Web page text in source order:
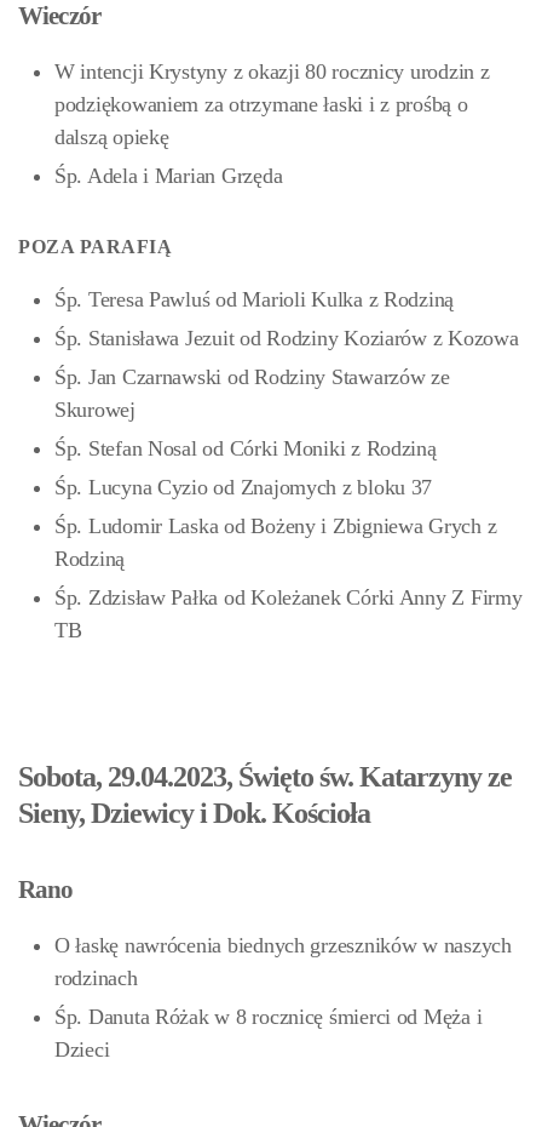
Wieczór
W intencji Krystyny z okazji 80 rocznicy urodzin z
podziękowaniem za otrzymane łaski i z prośbą o
dalszą opiekę
Śp. Adela i Marian Grzęda
POZA PARAFIĄ
Śp. Teresa Pawluś od Marioli Kulka z Rodziną
Śp. Stanisława Jezuit od Rodziny Koziarów z Kozowa
Śp. Jan Czarnawski od Rodziny Stawarzów ze
Skurowej
Śp. Stefan Nosal od Córki Moniki z Rodziną
Śp. Lucyna Cyzio od Znajomych z bloku 37
Śp. Ludomir Laska od Bożeny i Zbigniewa Grych z
Rodziną
Śp. Zdzisław Pałka od Koleżanek Córki Anny Z Firmy
TB
Sobota, 29.04.2023, Święto św. Katarzyny ze
Sieny, Dziewicy i Dok. Kościoła
Rano
O łaskę nawrócenia biednych grzeszników w naszych
rodzinach
Śp. Danuta Różak w 8 rocznicę śmierci od Męża i
Dzieci